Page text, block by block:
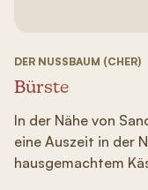
DER NUSSBAUM (CHER)
Bürste
In der Nähe von
eine Auszeit in der
hausgemachtem